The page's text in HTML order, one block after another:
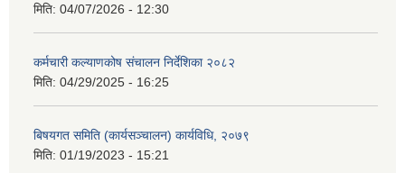
मिति: 04/07/2026 - 12:30
कर्मचारी कल्याणकोष संचालन निर्देशिका २०८२
मिति: 04/29/2025 - 16:25
बिषयगत समिति (कार्यसञ्चालन) कार्यविधि, २०७९
मिति: 01/19/2023 - 15:21